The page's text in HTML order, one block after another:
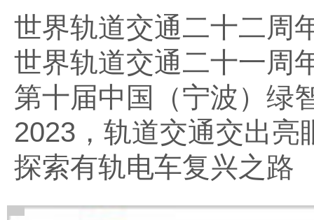
世界轨道交通二十二周
世界轨道交通二十一周
第十届中国（宁波）绿
2023，轨道交通交出亮
探索有轨电车复兴之路